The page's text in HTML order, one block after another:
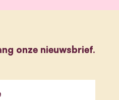
onze nieuwsbrief.